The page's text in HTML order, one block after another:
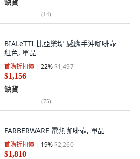
(14)
BIALeTTI 比亞樂堤 感應手沖咖啡壺
紅色, 單品
首購折扣價 22%$1,497
$1,156
缺貨
(75)
FARBERWARE 電熱咖啡壺, 單品
首購折扣價 19%$2,260
$1,810